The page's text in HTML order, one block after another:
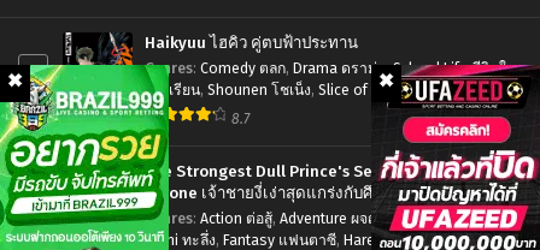
Chapter 98
ธันวาคม 3, 2023
Chapter 97
ธันวาคม 3, 2023
Chapter 96
ธันวาคม 3, 2023
Chapter 95
Chapter 94
ธันวาคม 3, 2023
Chapter 93
ธันวาคม 3, 2023
4
Haikyuu ไฮคิว คู่ตบฟ้าประทาน
Genres: Comedy ตลก, Drama ดราม่า,School Life ชีวิตใน
โรงเรียน, Shounen โชเน็ง, Slice of Life รั้วโรงเรียน,
Sports กีฬา
8.7
5
The Strongest Dull Prince's Secret Battle for the
Throne เจ้าชายงี่เง่าสุดแกร่งกับศึกชิงราชสมบัติ
Genres: Action ต่อสู้, Adventure ผจญภัย ,Drama ดราม่า,
Ecchi ทะลึ่ง, Fantasy แฟนตาซี, Harem ฮาเร็ม ,Manga มังงะ